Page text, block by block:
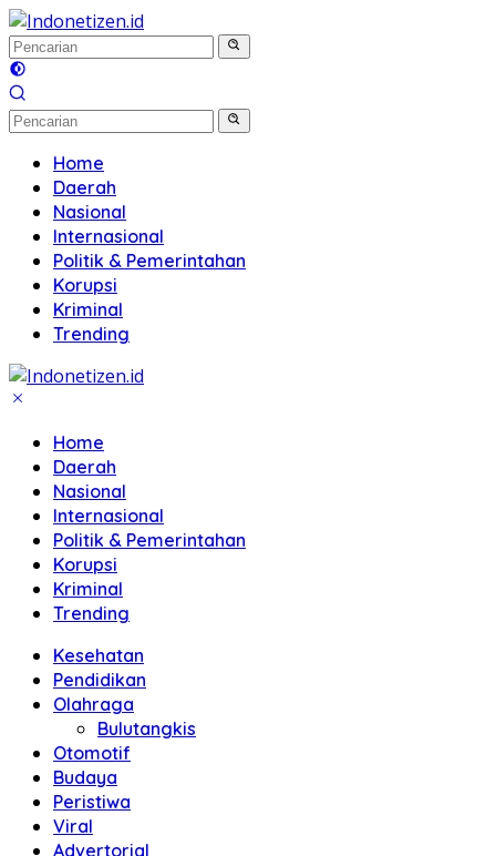
Langsung
ke
konten
Home
Daerah
Nasional
Internasional
Politik & Pemerintahan
Korupsi
Kriminal
Trending
Home
Daerah
Nasional
Internasional
Politik & Pemerintahan
Korupsi
Kriminal
Trending
Kesehatan
Pendidikan
Olahraga
Bulutangkis
Otomotif
Budaya
Peristiwa
Viral
Advertorial